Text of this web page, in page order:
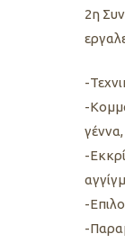
2η
-
-
-
-
-